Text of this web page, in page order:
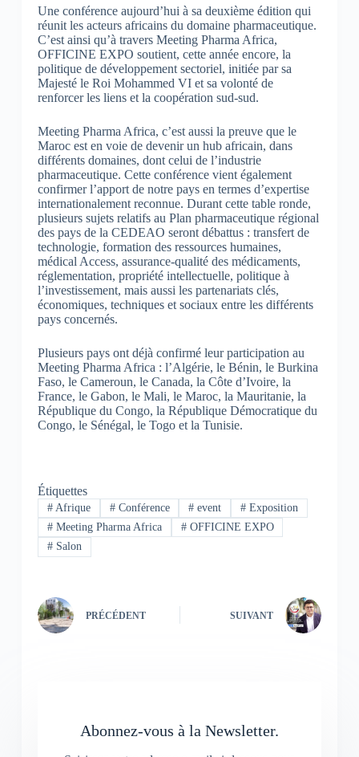
Une conférence aujourd’hui à sa deuxième édition qui
réunit les acteurs africains du domaine pharmaceutique.
C’est ainsi qu’à travers Meeting Pharma Africa,
OFFICINE EXPO soutient, cette année encore, la
politique de développement sectoriel, initiée par sa
Majesté le Roi Mohammed VI et sa volonté de
renforcer les liens et la coopération sud-sud.
Meeting Pharma Africa, c’est aussi la preuve que le
Maroc est en voie de devenir un hub africain, dans
différents domaines, dont celui de l’industrie
pharmaceutique. Cette conférence vient également
confirmer l’apport de notre pays en termes d’expertise
internationalement reconnue. Durant cette table ronde,
plusieurs sujets relatifs au Plan pharmaceutique régional
des pays de la CEDEAO seront débattus : transfert de
technologie, formation des ressources humaines,
médical Access, assurance-qualité des médicaments,
réglementation, propriété intellectuelle, politique à
l’investissement, mais aussi les partenariats clés,
économiques, techniques et sociaux entre les différents
pays concernés.
Plusieurs pays ont déjà confirmé leur participation au
Meeting Pharma Africa : l’Algérie, le Bénin, le Burkina
Faso, le Cameroun, le Canada, la Côte d’Ivoire, la
France, le Gabon, le Mali, le Maroc, la Mauritanie, la
République du Congo, la République Démocratique du
Congo, le Sénégal, le Togo et la Tunisie.
Étiquettes
#Afrique #Conférence # event # Exposition
#Meeting Pharma Africa #OFFICINE EXPO
#Salon
PRÉCÉDENT SUIVANT
Abonnez-vous à la Newsletter.